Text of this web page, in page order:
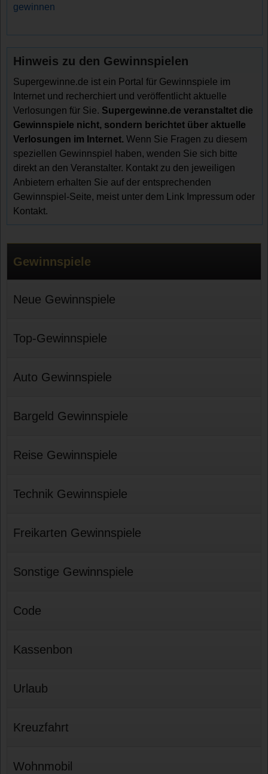
gewinnen
Hinweis zu den Gewinnspielen
Supergewinne.de ist ein Portal für Gewinnspiele im
Internet und recherchiert und veröffentlicht aktuelle
Verlosungen für Sie. Supergewinne.de veranstaltet die
Gewinnspiele nicht, sondern berichtet über aktuelle
Verlosungen im Internet. Wenn Sie Fragen zu diesem
speziellen Gewinnspiel haben, wenden Sie sich bitte
direkt an den Veranstalter. Kontakt zu den jeweiligen
Anbietern erhalten Sie auf der entsprechenden
Gewinnspiel-Seite, meist unter dem Link Impressum oder
Kontakt.
Gewinnspiele
Neue Gewinnspiele
Top-Gewinnspiele
Auto Gewinnspiele
Bargeld Gewinnspiele
Reise Gewinnspiele
Technik Gewinnspiele
Freikarten Gewinnspiele
Sonstige Gewinnspiele
Code
Kassenbon
Urlaub
Kreuzfahrt
Wohnmobil